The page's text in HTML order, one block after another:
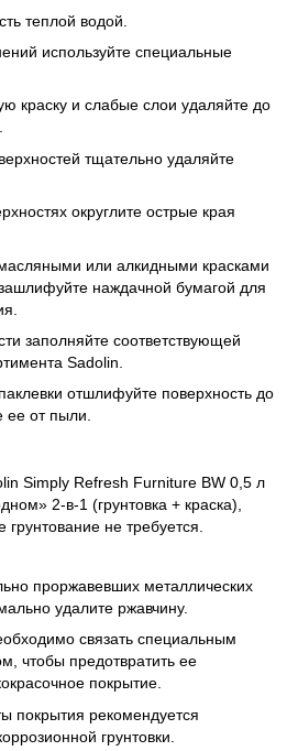
теплой водой.
используйте специальные
краску и слабые слои удаляйте до
тщательно удаляйте
округлите острые края
или алкидными красками
наждачной бумагой для
заполняйте соответствующей
Sadolin.
отшлифуйте поверхность до
ее от пыли.
Simply Refresh Furniture BW 0,5 л
2-в-1 (грунтовка + краска),
не требуется.
проржавевших металлических
удалите ржавчину.
связать специальным
чтобы предотвратить ее
покрытие.
покрытия рекомендуется
грунтовки.